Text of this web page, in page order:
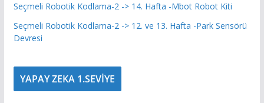
Seçmeli Robotik Kodlama-2 -> 14. Hafta -Mbot Robot Kiti
Seçmeli Robotik Kodlama-2 -> 12. ve 13. Hafta -Park Sensörü
Devresi
YAPAY ZEKA 1.SEVİYE